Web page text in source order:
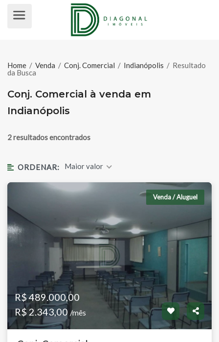
Home / Venda / Conj. Comercial / Indianópolis / Resultado
da Busca
Conj. Comercial à venda em
Indianópolis
2 resultados encontrados
ORDENAR: Maior valor
Venda / Aluguel
R$ 489.000,00
R$ 2.343,00 /mês